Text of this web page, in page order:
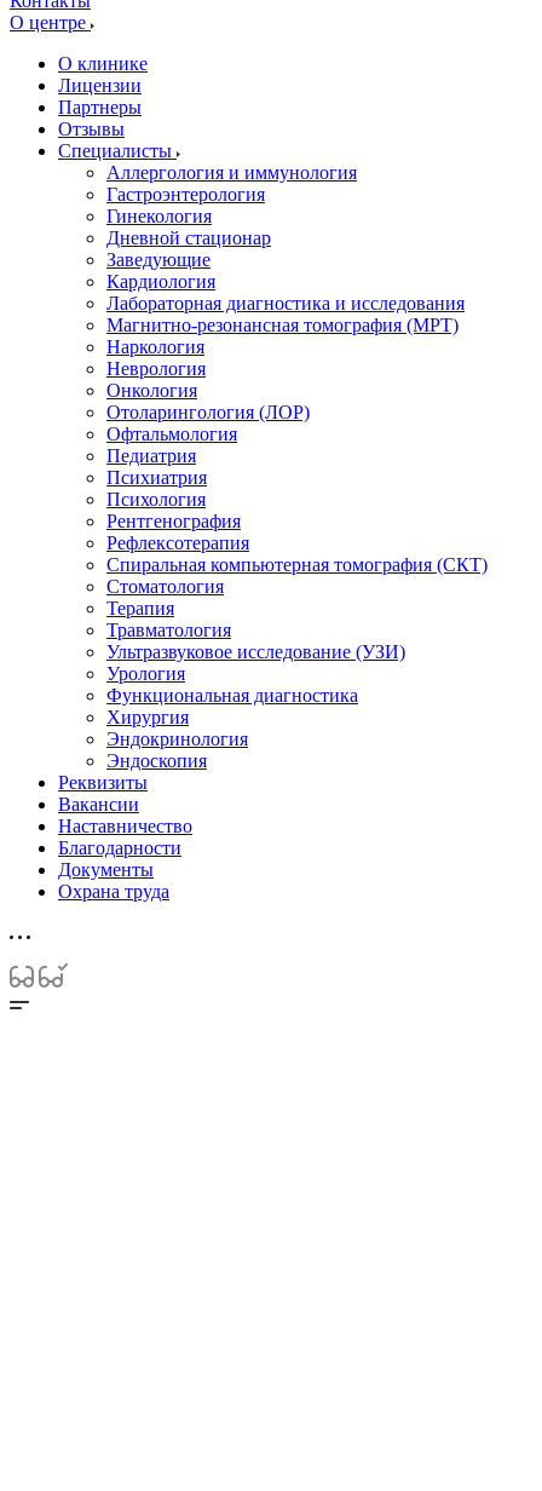
О центре
О клинике
Лицензии
Партнеры
Отзывы
Специалисты
Аллергология и иммунология
Гастроэнтерология
Гинекология
Дневной стационар
Заведующие
Кардиология
Лабораторная диагностика и исследования
Магнитно-резонансная томография (МРТ)
Наркология
Неврология
Онкология
Отоларингология (ЛОР)
Офтальмология
Педиатрия
Психиатрия
Психология
Рентгенография
Рефлексотерапия
Спиральная компьютерная томография (СКТ)
Стоматология
Терапия
Травматология
Ультразвуковое исследование (УЗИ)
Урология
Функциональная диагностика
Хирургия
Эндокринология
Эндоскопия
Реквизиты
Вакансии
Наставничество
Благодарности
Документы
Охрана труда